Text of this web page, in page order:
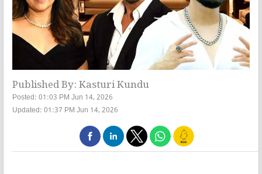
Published By: Kasturi Kundu
Posted: 01:03 PM Jun 14, 2026
Updated: 01:37 PM Jun 14, 2026